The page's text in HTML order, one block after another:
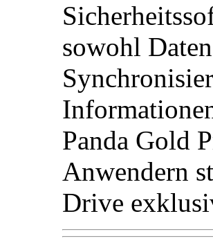
sowohl
Panda Gold
Anwendern
Drive